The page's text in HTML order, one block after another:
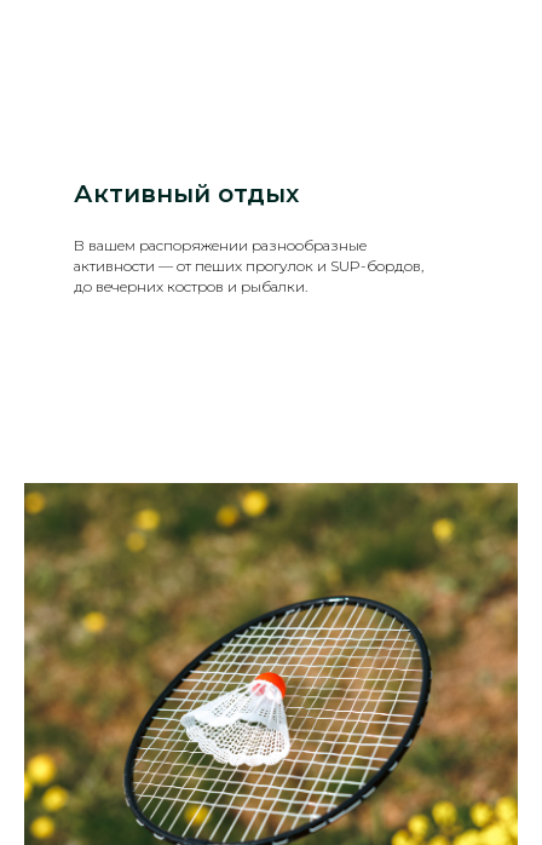
Активный отдых
В вашем распоряжении разнообразные
активности — от пеших прогулок и SUP-бордов,
до вечерних костров и рыбалки.